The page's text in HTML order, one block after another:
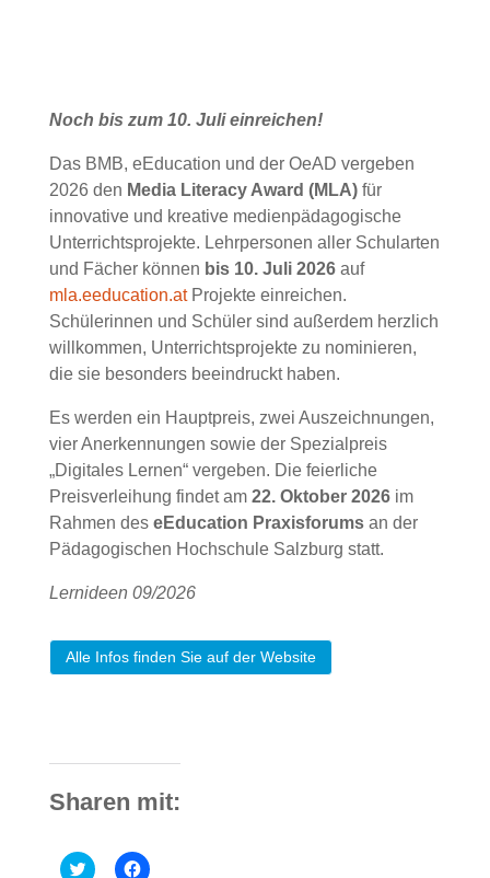
Noch bis zum 10. Juli einreichen!
Das BMB, eEducation und der OeAD vergeben
2026 den Media Literacy Award (MLA)für
innovative und kreative medienpädagogische
Unterrichtsprojekte. Lehrpersonen aller Schularten
und Fächer können bis 10. Juli 2026auf
mla.eeducation.atProjekte einreichen.
Schülerinnen und Schüler sind außerdem herzlich
willkommen, Unterrichtsprojekte zu nominieren,
die sie besonders beeindruckt haben.
Es werden ein Hauptpreis, zwei Auszeichnungen,
vier Anerkennungen sowie der Spezialpreis
„Digitales Lernen“ vergeben. Die feierliche
Preisverleihung findet am 22. Oktober 2026im
Rahmen des eEducation Praxisforumsan der
Pädagogischen Hochschule Salzburg statt.
Lernideen 09/2026
Alle Infos finden Sie auf der Website
Sharen mit:
C C